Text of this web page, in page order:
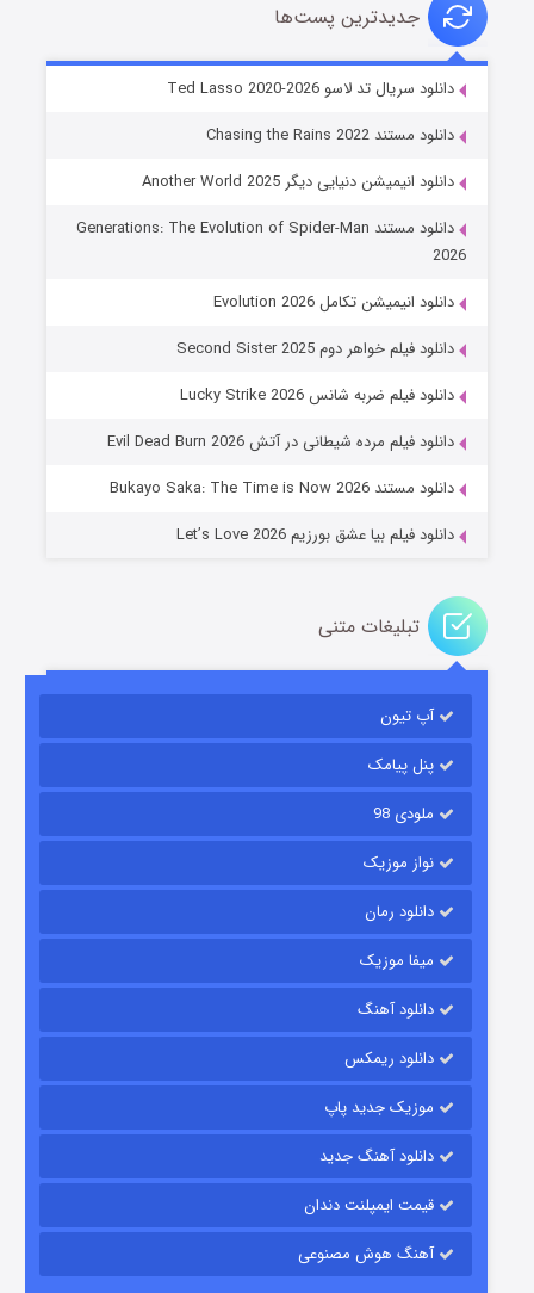
خاندان اژدها فصل ۳
جادوگری در مغولستان
باب اسفنجی فصل ۱۷
قسمت6 (زیرنویس) منتشر شد
قسمت15 (دوبله) منتشر شد
جدیدترین پست‌ها
دانلود سریال تد لاسو Ted Lasso 2020-2026
دانلود مستند Chasing the Rains 2022
دانلود انیمیشن دنیایی دیگر Another World 2025
دانلود مستند Generations: The Evolution of Spider-Man
2026
دانلود انیمیشن تکامل Evolution 2026
دانلود فیلم خواهر دوم Second Sister 2025
دانلود فیلم ضربه شانس Lucky Strike 2026
دانلود فیلم مرده شیطانی در آتش Evil Dead Burn 2026
دانلود مستند Bukayo Saka: The Time is Now 2026
دانلود فیلم بیا عشق بورزیم Let’s Love 2026
تبلیغات متنی
آپ تیون
پنل پیامک
ملودی 98
نواز موزیک
دانلود رمان
میفا موزیک
دانلود آهنگ
دانلود ریمکس
موزیک جدید پاپ
دانلود آهنگ جدید
قیمت ایمپلنت دندان
آهنگ هوش مصنوعی